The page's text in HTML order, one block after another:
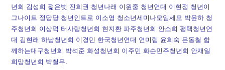
년회 김성희 젊은벗 진희권 청년나래 이원중 청년연대 이현정 청년이
그나이트 정당당 청년인트로 이소영 청소년세미나모임세모 박윤하 청
주청년회 이상덕 터사랑청년회 현지환 파주청년회 안소희 평택청년연
대 김현래 하남청년회 이경민 한국청년연대 연미림 윤희숙 은동철 함
께하는대구청년회 박석준 화성청년회 이주민 화순민주청년회 안재일
희망청년회 박철우.